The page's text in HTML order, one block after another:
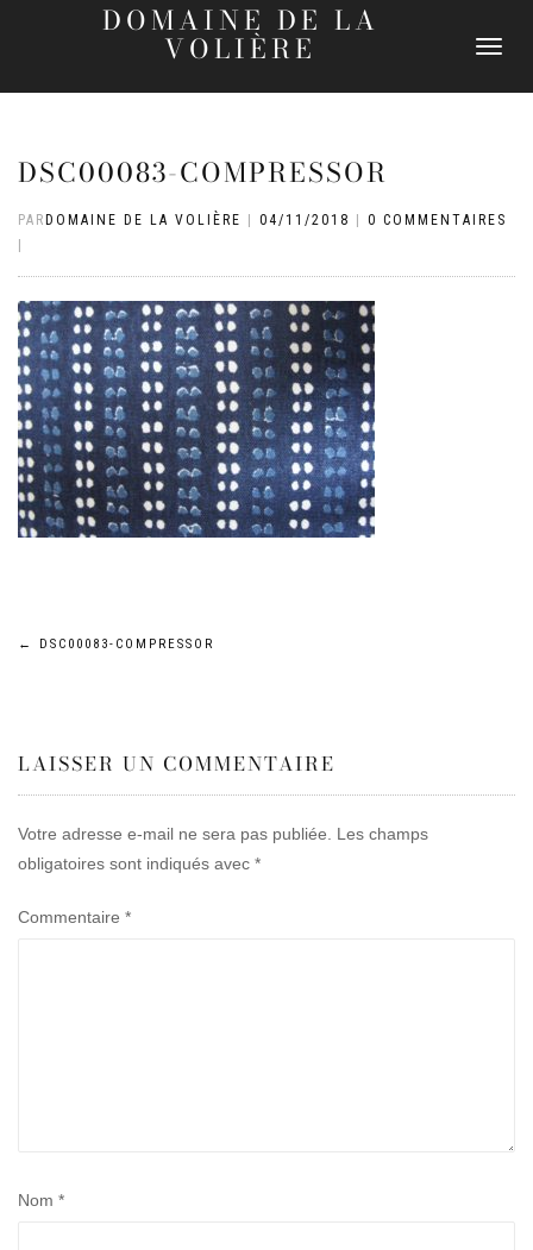
DOMAINE DE LA
VOLIÈRE
DÉPLIER
DSC00083-COMPRESSOR
PAR DOMAINE DE LA VOLIÈRE 04/11/2018
0 COMMENTAIRES
Navigation
l’article
← DSC00083-COMPRESSOR
LAISSER UN COMMENTAIRE
Votre adresse e-mail ne sera pas publiée.
Les champs
obligatoires sont indiqués avec *
Commentaire *
Nom *